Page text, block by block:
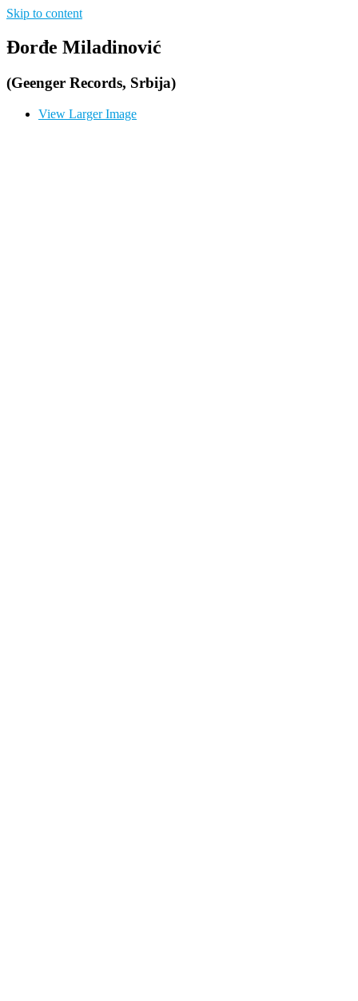
Skip to content
Đorđe Miladinović
(Geenger Records, Srbija)
View Larger Image